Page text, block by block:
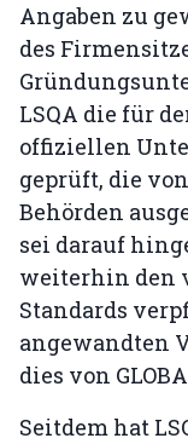
Angaben zu
des
LSQA die für
offiziellen
geprüft, die
Behörden
sei darauf
weiterhin den
Standards
angewandten
dies von
Seitdem hat